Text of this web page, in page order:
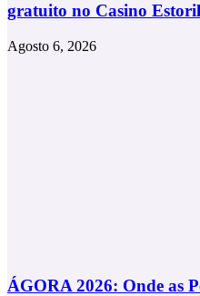
gratuito no Casino Estoril
Agosto 6, 2026
ÁGORA 2026: Onde as